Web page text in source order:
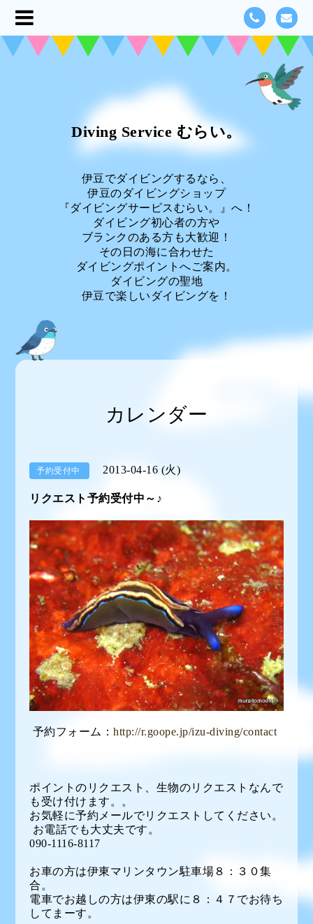
Diving Service むらい。
伊豆でダイビングするなら、
伊豆のダイビングショップ
『ダイビングサービスむらい。』へ！
ダイビング初心者の方や
ブランクのある方も大歓迎！
その日の海に合わせた
ダイビングポイントへご案内。
ダイビングの聖地
伊豆で楽しいダイビングを！
カレンダー
予約受付中 2013-04-16 (火)
リクエスト予約受付中～♪
予約フォーム：http://r.goope.jp/izu-diving/contact
ポイントのリクエスト、生物のリクエストなんで
も受け付けます。。
お気軽に予約メールでリクエストしてください。
お電話でも大丈夫です。
090-1116-8117
お車の方は伊東マリンタウン駐車場８：３０集
合。
電車でお越しの方は伊東の駅に８：４７でお待ち
してまーす。